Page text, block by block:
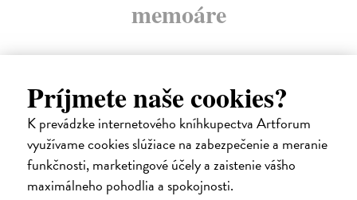
Príjmete naše cookies?
K prevádzke internetového kníhkupectva Artforum
využívame cookies slúžiace na zabezpečenie a meranie
funkčnosti, marketingové účely a zaistenie vášho
maximálneho pohodlia a spokojnosti.
memoáre